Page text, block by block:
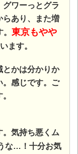
ワーっとグラ
らあり、また増
東京もやや
ます。
とかは分かりか
。感じです。ご
。気持ち悪くム
な…！十分お気